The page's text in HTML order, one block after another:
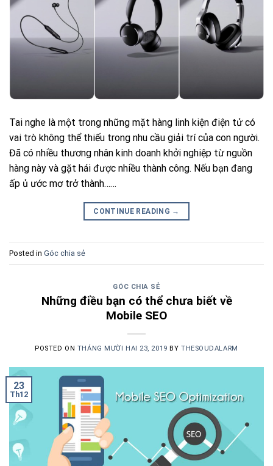
Tai nghe là một trong những mặt hàng linh kiện điện tử có
vai trò không thể thiếu trong nhu cầu giải trí của con người.
Đã có nhiều thương nhân kinh doanh khởi nghiệp từ nguồn
hàng này và gặt hái được nhiều thành công. Nếu bạn đang
ấp ủ ước mơ trở thành……
CONTINUE READING →
Posted in Góc chia sẻ
GÓC CHIA SẺ
Những điều bạn có thể chưa biết về
Mobile SEO
POSTED ON THÁNG MƯỜI HAI 23, 2019 BY THESOUDALARM
23
Th12